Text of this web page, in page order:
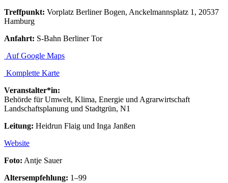
Treffpunkt: Vorplatz Berliner Bogen, Anckelmannsplatz 1, 20537
Hamburg
Anfahrt: S-Bahn Berliner Tor
Auf Google Maps
Komplette Karte
Veranstalter*in:
Behörde für Umwelt, Klima, Energie und Agrarwirtschaft
Landschaftsplanung und Stadtgrün, N1
Leitung: Heidrun Flaig und Inga Janßen
Website
Foto: Antje Sauer
Altersempfehlung: 1–99